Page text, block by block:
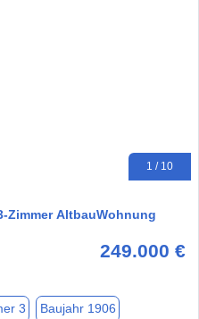
1 / 10
Zimmer AltbauWohnung
249.000 €
3 Baujahr 1906